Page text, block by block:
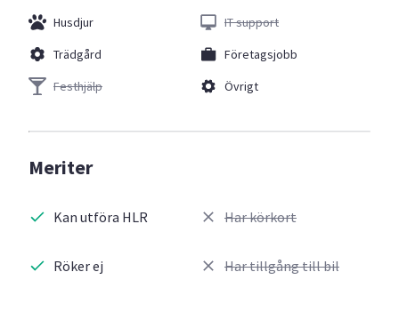
Husdjur
Trädgård
Festhjälp
IT support
Företagsjobb
Övrigt
Meriter
Kan utföra HLR
Röker ej
Har körkort
Har tillgång till bil